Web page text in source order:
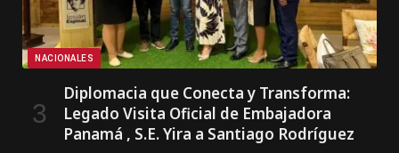
NACIONALES
Diplomacia que Conecta y Transforma:
Legado Visita Oficial de Embajadora
Panamá , S.E. Yira a Santiago Rodríguez